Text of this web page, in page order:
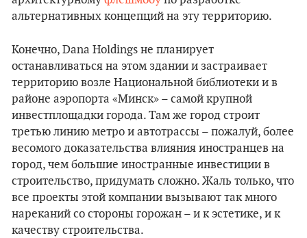
альтернативных концепций на эту территорию.
Конечно, Dana Holdings не планирует
останавливаться на этом здании и застраивает
территорию возле Национальной библиотеки и в
районе аэропорта «Минск» – самой крупной
инвестплощадки города. Там же город строит
третью линию метро и автотрассы – пожалуй, более
весомого доказательства влияния иностранцев на
город, чем большие иностранные инвестиции в
строительство, придумать сложно. Жаль только, что
все проекты этой компании вызывают так много
нареканий со стороны горожан – и к эстетике, и к
качеству строительства.